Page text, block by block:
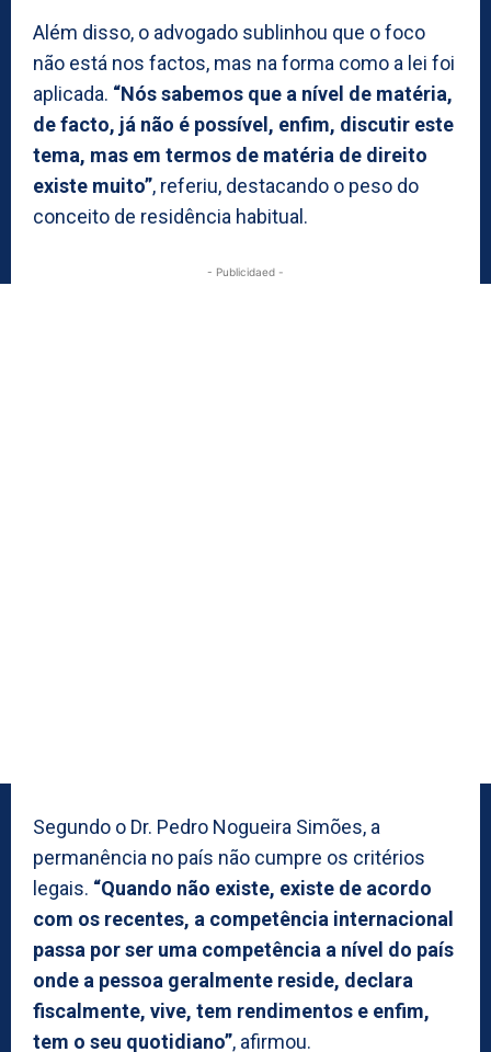
Além disso, o advogado sublinhou que o foco
não está nos factos, mas na forma como a lei foi
aplicada. “Nós sabemos que a nível de matéria,
de facto, já não é possível, enfim, discutir este
tema, mas em termos de matéria de direito
existe muito”, referiu, destacando o peso do
conceito de residência habitual.
- Publicidaed -
Segundo o Dr. Pedro Nogueira Simões, a
permanência no país não cumpre os critérios
legais. “Quando não existe, existe de acordo
com os recentes, a competência internacional
passa por ser uma competência a nível do país
onde a pessoa geralmente reside, declara
fiscalmente, vive, tem rendimentos e enfim,
tem o seu quotidiano”, afirmou.